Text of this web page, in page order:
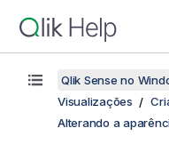
Qlik Sense no
Visualizações
Alterando a